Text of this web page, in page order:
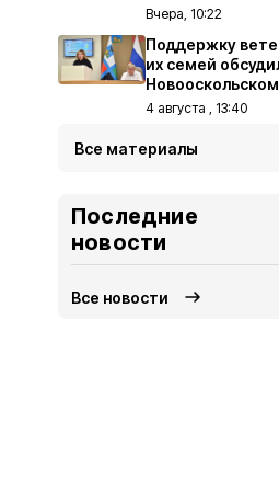
Вчера, 10:22
Поддержку
их семей
4 августа , 13:40
Все материалы
Последние
новости
Все новости